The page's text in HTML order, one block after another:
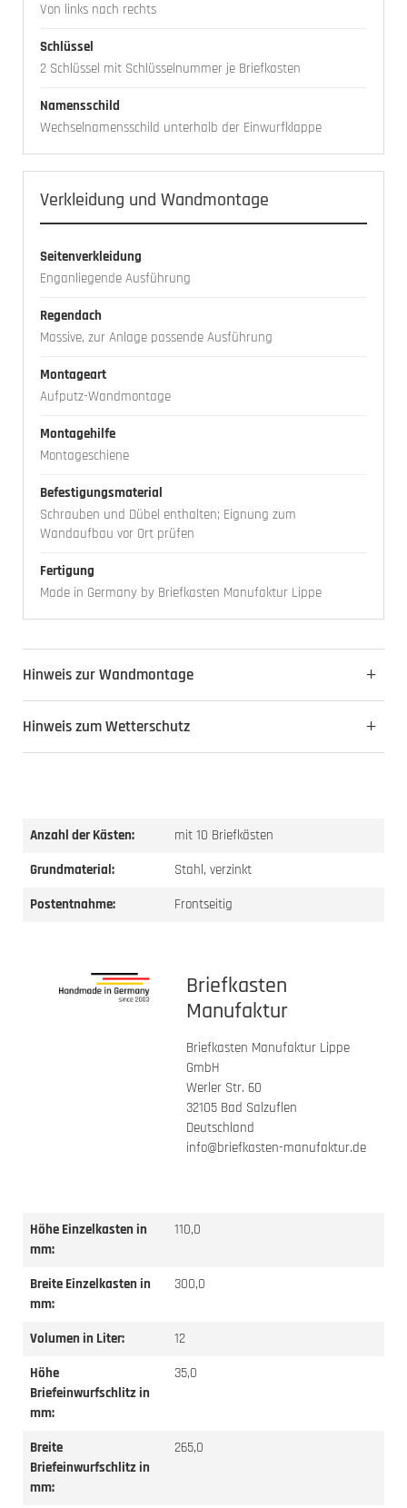
Von links nach rechts
Schlüssel
2 Schlüssel mit Schlüsselnummer je Briefkasten
Namensschild
Wechselnamensschild unterhalb der Einwurfklappe
Verkleidung und Wandmontage
Seitenverkleidung
Enganliegende Ausführung
Regendach
Massive, zur Anlage passende Ausführung
Montageart
Aufputz-Wandmontage
Montagehilfe
Montageschiene
Befestigungsmaterial
Schrauben und Dübel enthalten; Eignung zum
Wandaufbau vor Ort prüfen
Fertigung
Made in Germany by Briefkasten Manufaktur Lippe
Hinweis zur Wandmontage
Hinweis zum Wetterschutz
Anzahl der Kästen:
mit 10 Briefkästen
Grundmaterial:
Stahl, verzinkt
Postentnahme:
Frontseitig
Briefkasten
Manufaktur
Briefkasten Manufaktur Lippe
GmbH
Werler Str. 60
32105 Bad Salzuflen
Deutschland
info@briefkasten-manufaktur.de
Höhe Einzelkasten in
mm:
110,0
Breite Einzelkasten in
mm:
300,0
Volumen in Liter:
12
Höhe
Briefeinwurfschlitz in
mm:
35,0
Breite
Briefeinwurfschlitz in
mm:
265,0